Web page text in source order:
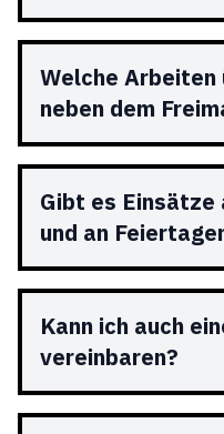
Welche Arbeiten
neben dem
Gibt es Einsätze
und an
Kann ich auch
vereinbaren?